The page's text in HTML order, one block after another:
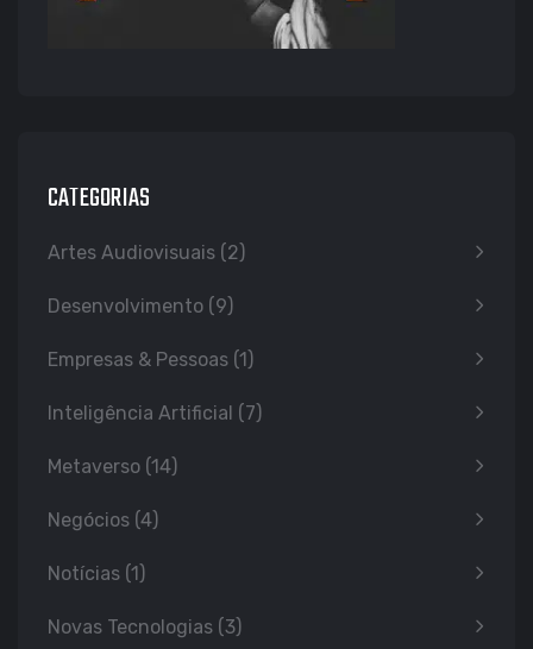
CATEGORIAS
Artes Audiovisuais (2)
Desenvolvimento (9)
Empresas & Pessoas (1)
Inteligência Artificial (7)
Metaverso (14)
Negócios (4)
Notícias (1)
Novas Tecnologias (3)